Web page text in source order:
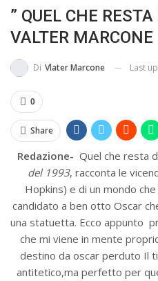
BUSSOLA PSICOLOGICA TRA
” QUEL CHE
VALTER MARCONE
Di Vlater Marcone Last
0
Share
Redazione- Quel che resta
del 1993, racconta le
Hopkins) e di un mondo
candidato a ben otto Oscar
una statuetta. Ecco appunto
che mi viene in mente
destino da oscar perduto Il
antitetico,ma perfetto per